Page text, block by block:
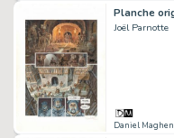
Joël Parnotte
Daniel Maghen